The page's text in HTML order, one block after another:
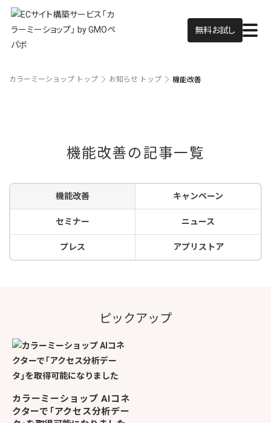
無料お試し
カラーミーショップ トップ お知らせ トップ 機能改善
機能改善の記事一覧
機能改善 キャンペーン
セミナー ニュース
プレス アプリストア
ピックアップ
カラーミーショップ AIコネ
クターで「アクセス分析デー